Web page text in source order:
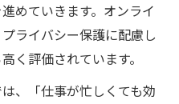
めていきます。オンライ
ライバシー保護に配慮し
く評価されています。
、「仕事が忙しくても効